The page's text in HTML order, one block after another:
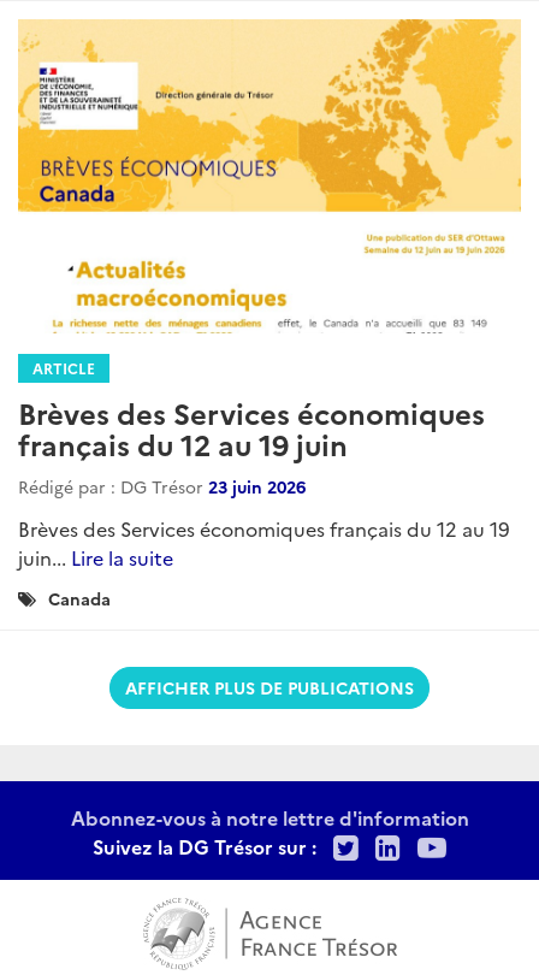
ARTICLE
Brèves des Services économiques
français du 12 au 19 juin
Rédigé par : DG Trésor 23 juin 2026
Brèves des Services économiques français du 12 au 19
juin... Lire la suite
Catégories
Canada
AFFICHER PLUS DE PUBLICATIONS
Abonnez-vous à notre lettre d'information
Suivez la DG Trésor sur :
TwitterLinkedIn